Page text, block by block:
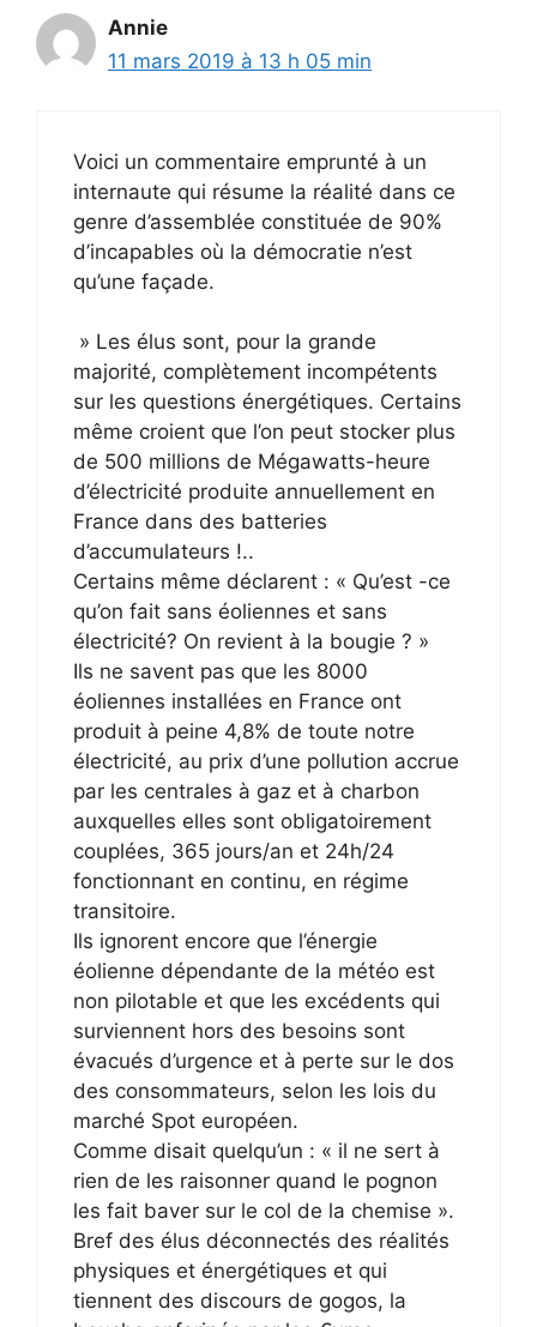
Annie
11 mars 2019 à 13 h 05 min
Voici un commentaire emprunté à un
internaute qui résume la réalité dans ce
genre d’assemblée constituée de 90%
d’incapables où la démocratie n’est
qu’une façade.
» Les élus sont, pour la grande
majorité, complètement incompétents
sur les questions énergétiques. Certains
même croient que l’on peut stocker plus
de 500 millions de Mégawatts-heure
d’électricité produite annuellement en
France dans des batteries
d’accumulateurs !..
Certains même déclarent : « Qu’est -ce
qu’on fait sans éoliennes et sans
électricité? On revient à la bougie ? »
Ils ne savent pas que les 8000
éoliennes installées en France ont
produit à peine 4,8% de toute notre
électricité, au prix d’une pollution accrue
par les centrales à gaz et à charbon
auxquelles elles sont obligatoirement
couplées, 365 jours/an et 24h/24
fonctionnant en continu, en régime
transitoire.
Ils ignorent encore que l’énergie
éolienne dépendante de la météo est
non pilotable et que les excédents qui
surviennent hors des besoins sont
évacués d’urgence et à perte sur le dos
des consommateurs, selon les lois du
marché Spot européen.
Comme disait quelqu’un : « il ne sert à
rien de les raisonner quand le pognon
les fait baver sur le col de la chemise ».
Bref des élus déconnectés des réalités
physiques et énergétiques et qui
tiennent des discours de gogos, la